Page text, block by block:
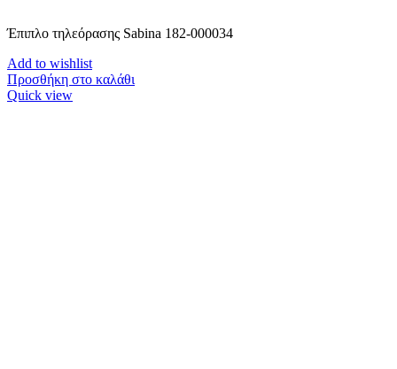
Έπιπλο τηλεόρασης Sabina 182-000034
Add to wishlist
Προσθήκη στο καλάθι
Quick view